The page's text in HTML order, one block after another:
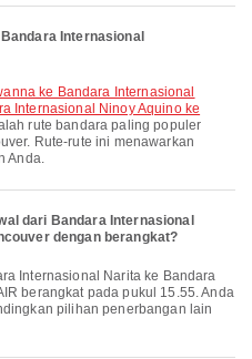
Internasional
Internasional Ninoy Aquino ke
rute bandara paling populer
Rute-rute ini menawarkan
Anda.
dari Bandara Internasional
dengan berangkat?
berangkat pada pukul 15.55. Anda
pilihan penerbangan lain